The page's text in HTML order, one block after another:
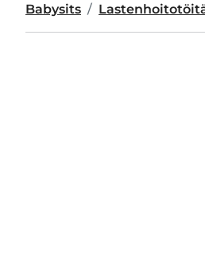
Babysits